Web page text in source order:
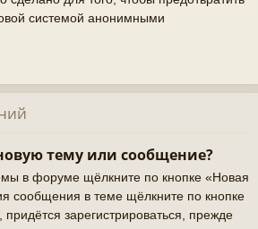
системой анонимными
тему или сообщение?
в форуме щёлкните по кнопке «Новая
сообщения в теме щёлкните по кнопке
зарегистрироваться, прежде